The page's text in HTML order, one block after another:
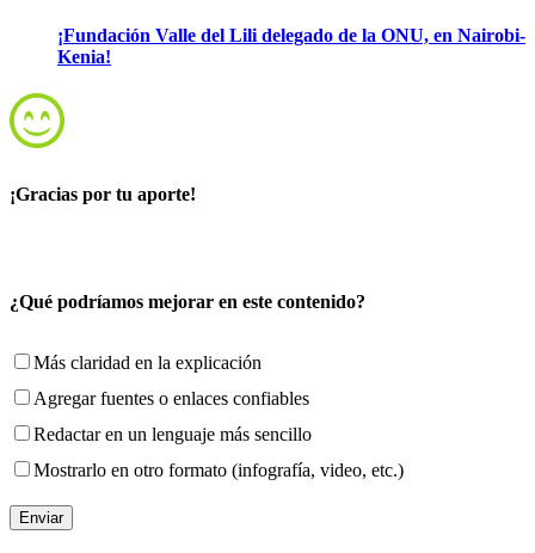
¡Fundación Valle del Lili delegado de la ONU, en Nairobi-
Kenia!
¡Gracias por tu aporte!
¿Qué podríamos mejorar en este contenido?
Más claridad en la explicación
Agregar fuentes o enlaces confiables
Redactar en un lenguaje más sencillo
Mostrarlo en otro formato (infografía, video, etc.)